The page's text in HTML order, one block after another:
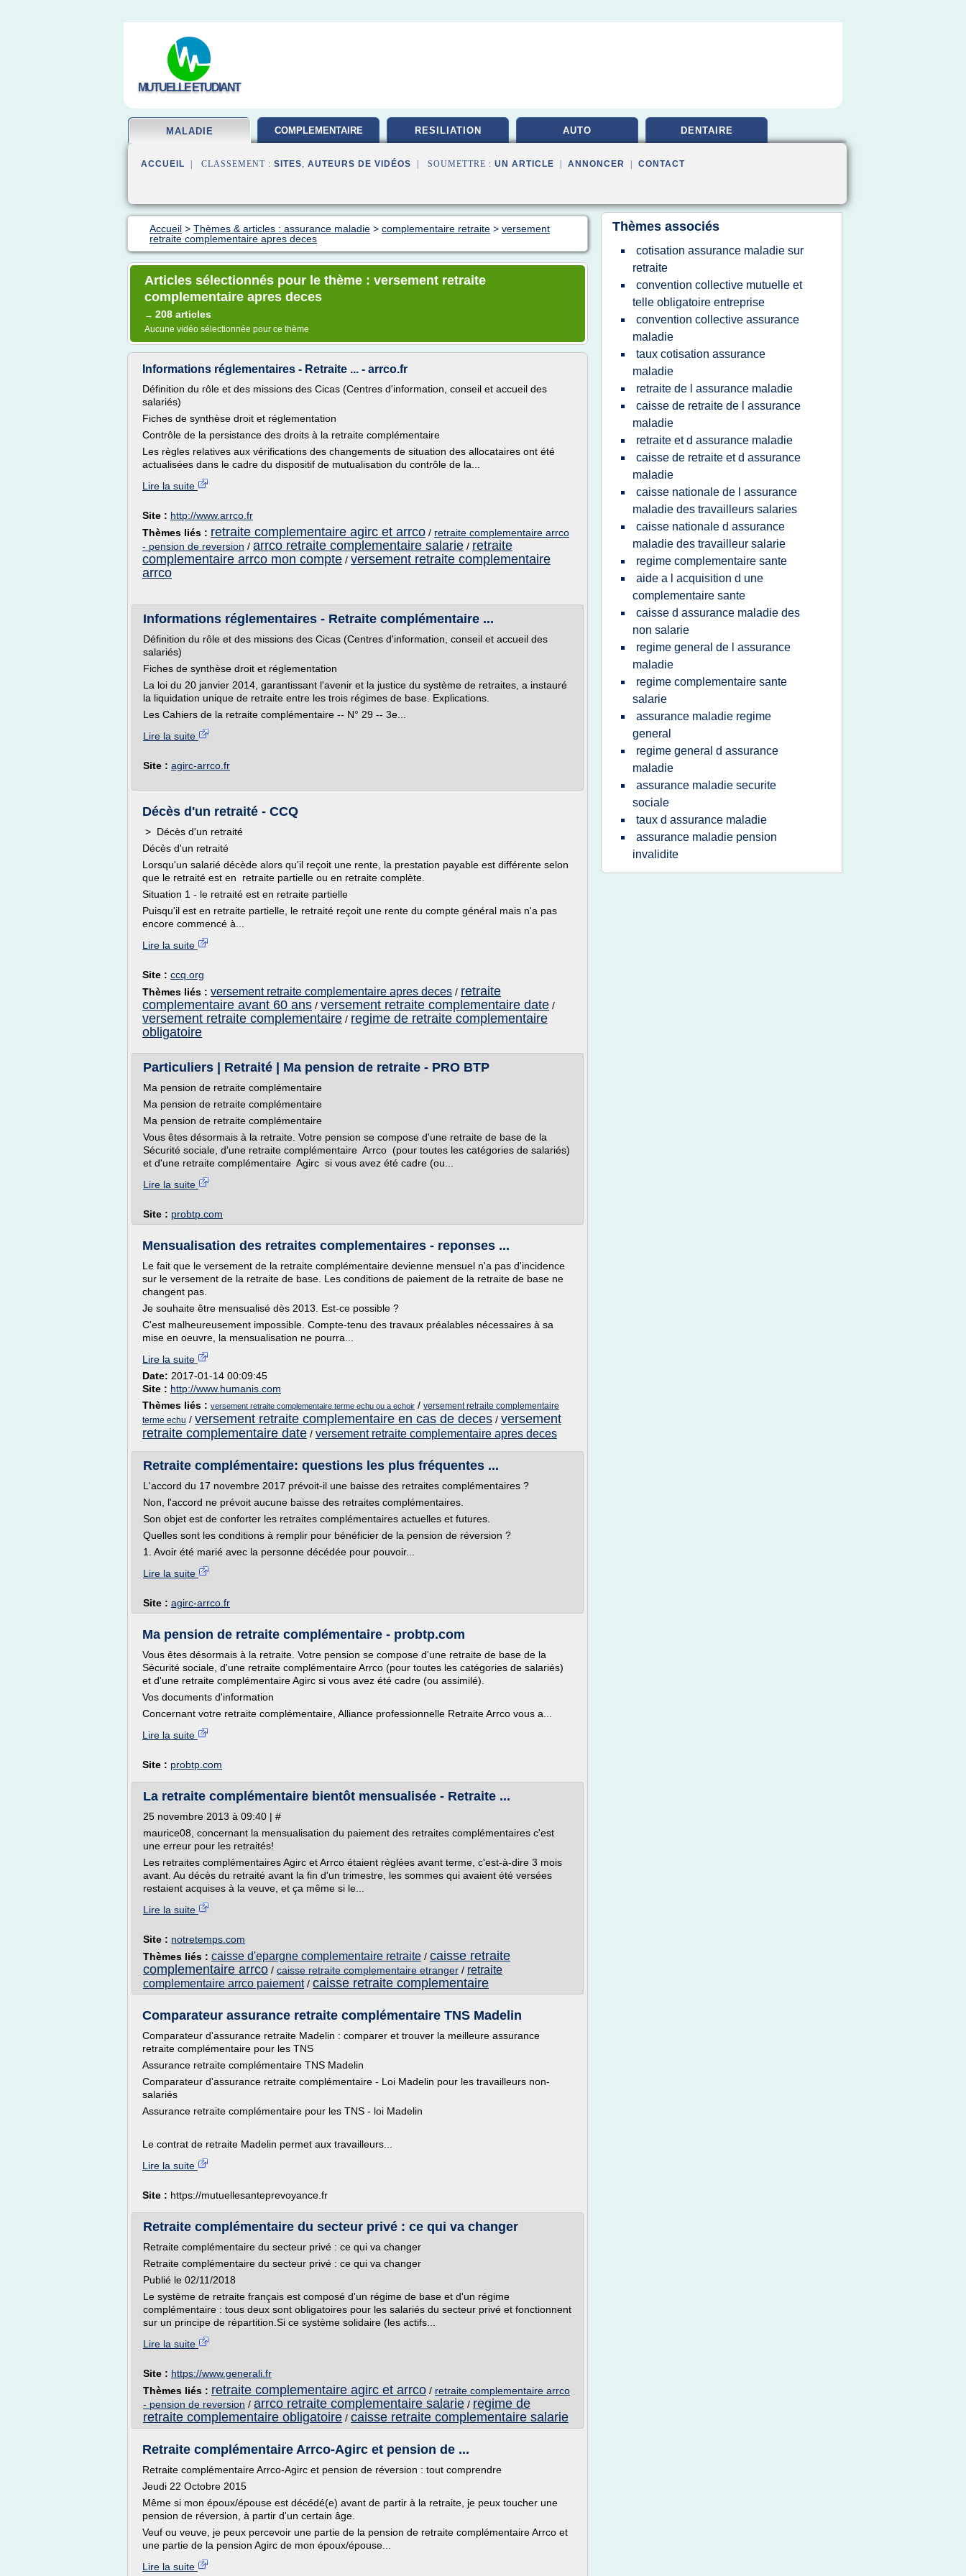
MUTUELLE ETUDIANT
MALADIE COMPLEMENTAIRE RESILIATION AUTO DENTAIRE
ACCUEIL | CLASSEMENT : SITES, AUTEURS DE VIDÉOS | SOUMETTRE : UN ARTICLE ANNONCER CONTACT
Accueil > Thèmes & articles : assurance maladie > complementaire retraite > versement
retraite complementaire apres deces
Articles sélectionnés pour le thème : versement retraite
complementaire apres deces
→ 208 articles
Aucune vidéo sélectionnée pour ce thème
Informations réglementaires - Retraite ... - arrco.fr
Définition du rôle et des missions des Cicas (Centres d'information, conseil et accueil des
salariés)
Fiches de synthèse droit et réglementation
Contrôle de la persistance des droits à la retraite complémentaire
Les règles relatives aux vérifications des changements de situation des allocataires ont été
actualisées dans le cadre du dispositif de mutualisation du contrôle de la...
Lire la suite
Site : http://www.arrco.fr
Thèmes liés : retraite complementaire agirc et arrco / retraite complementaire arrco
- pension de reversion / arrco retraite complementaire salarie / retraite
complementaire arrco mon compte / versement retraite complementaire
arrco
Informations réglementaires - Retraite complémentaire ...
Définition du rôle et des missions des Cicas (Centres d'information, conseil et accueil des
salariés)
Fiches de synthèse droit et réglementation
La loi du 20 janvier 2014, garantissant l'avenir et la justice du système de retraites, a instauré
la liquidation unique de retraite entre les trois régimes de base. Explications.
Les Cahiers de la retraite complémentaire -- N° 29 -- 3e...
Lire la suite
Site : agirc-arrco.fr
Décès d'un retraité - CCQ
> Décès d'un retraité
Décès d'un retraité
Lorsqu'un salarié décède alors qu'il reçoit une rente, la prestation payable est différente selon
que le retraité est en retraite partielle ou en retraite complète.
Situation 1 - le retraité est en retraite partielle
Puisqu'il est en retraite partielle, le retraité reçoit une rente du compte général mais n'a pas
encore commencé à...
Lire la suite
Site : ccq.org
Thèmes liés : versement retraite complementaire apres deces / retraite
complementaire avant 60 ans / versement retraite complementaire date /
versement retraite complementaire / regime de retraite complementaire
obligatoire
Particuliers | Retraité | Ma pension de retraite - PRO BTP
Ma pension de retraite complémentaire
Ma pension de retraite complémentaire
Ma pension de retraite complémentaire
Vous êtes désormais à la retraite. Votre pension se compose d'une retraite de base de la
Sécurité sociale, d'une retraite complémentaire Arrco (pour toutes les catégories de salariés)
et d'une retraite complémentaire Agirc si vous avez été cadre (ou...
Lire la suite
Site : probtp.com
Mensualisation des retraites complementaires - reponses ...
Le fait que le versement de la retraite complémentaire devienne mensuel n'a pas d'incidence
sur le versement de la retraite de base. Les conditions de paiement de la retraite de base ne
changent pas.
Je souhaite être mensualisé dès 2013. Est-ce possible ?
C'est malheureusement impossible. Compte-tenu des travaux préalables nécessaires à sa
mise en oeuvre, la mensualisation ne pourra...
Lire la suite
Date: 2017-01-14 00:09:45
Site : http://www.humanis.com
Thèmes liés : versement retraite complementaire terme echu ou a echoir / versement retraite complementaire
terme echu / versement retraite complementaire en cas de deces / versement
retraite complementaire date / versement retraite complementaire apres deces
Retraite complémentaire: questions les plus fréquentes ...
L'accord du 17 novembre 2017 prévoit-il une baisse des retraites complémentaires ?
Non, l'accord ne prévoit aucune baisse des retraites complémentaires.
Son objet est de conforter les retraites complémentaires actuelles et futures.
Quelles sont les conditions à remplir pour bénéficier de la pension de réversion ?
1. Avoir été marié avec la personne décédée pour pouvoir...
Lire la suite
Site : agirc-arrco.fr
Ma pension de retraite complémentaire - probtp.com
Vous êtes désormais à la retraite. Votre pension se compose d'une retraite de base de la
Sécurité sociale, d'une retraite complémentaire Arrco (pour toutes les catégories de salariés)
et d'une retraite complémentaire Agirc si vous avez été cadre (ou assimilé).
Vos documents d'information
Concernant votre retraite complémentaire, Alliance professionnelle Retraite Arrco vous a...
Lire la suite
Site : probtp.com
La retraite complémentaire bientôt mensualisée - Retraite ...
25 novembre 2013 à 09:40 | #
maurice08, concernant la mensualisation du paiement des retraites complémentaires c'est
une erreur pour les retraités!
Les retraites complémentaires Agirc et Arrco étaient réglées avant terme, c'est-à-dire 3 mois
avant. Au décès du retraité avant la fin d'un trimestre, les sommes qui avaient été versées
restaient acquises à la veuve, et ça même si le...
Lire la suite
Site : notretemps.com
Thèmes liés : caisse d'epargne complementaire retraite / caisse retraite
complementaire arrco / caisse retraite complementaire etranger / retraite
complementaire arrco paiement/ caisse retraite complementaire
Comparateur assurance retraite complémentaire TNS Madelin
Comparateur d'assurance retraite Madelin : comparer et trouver la meilleure assurance
retraite complémentaire pour les TNS
Assurance retraite complémentaire TNS Madelin
Comparateur d'assurance retraite complémentaire - Loi Madelin pour les travailleurs non-
salariés
Assurance retraite complémentaire pour les TNS - loi Madelin
Le contrat de retraite Madelin permet aux travailleurs...
Lire la suite
Site : https://mutuellesanteprevoyance.fr
Retraite complémentaire du secteur privé : ce qui va changer
Retraite complémentaire du secteur privé : ce qui va changer
Retraite complémentaire du secteur privé : ce qui va changer
Publié le 02/11/2018
Le système de retraite français est composé d'un régime de base et d'un régime
complémentaire : tous deux sont obligatoires pour les salariés du secteur privé et fonctionnent
sur un principe de répartition.Si ce système solidaire (les actifs...
Lire la suite
Site : https://www.generali.fr
Thèmes liés : retraite complementaire agirc et arrco / retraite complementaire arrco
- pension de reversion / arrco retraite complementaire salarie / regime de
retraite complementaire obligatoire / caisse retraite complementaire salarie
Retraite complémentaire Arrco-Agirc et pension de ...
Retraite complémentaire Arrco-Agirc et pension de réversion : tout comprendre
Jeudi 22 Octobre 2015
Même si mon époux/épouse est décédé(e) avant de partir à la retraite, je peux toucher une
pension de réversion, à partir d'un certain âge.
Veuf ou veuve, je peux percevoir une partie de la pension de retraite complémentaire Arrco et
une partie de la pension Agirc de mon époux/épouse...
Lire la suite
Thèmes associés
cotisation assurance maladie sur
retraite
convention collective mutuelle et
telle obligatoire entreprise
convention collective assurance
maladie
taux cotisation assurance
maladie
retraite de l assurance maladie
caisse de retraite de l assurance
maladie
retraite et d assurance maladie
caisse de retraite et d assurance
maladie
caisse nationale de l assurance
maladie des travailleurs salaries
caisse nationale d assurance
maladie des travailleur salarie
regime complementaire sante
aide a l acquisition d une
complementaire sante
caisse d assurance maladie des
non salarie
regime general de l assurance
maladie
regime complementaire sante
salarie
assurance maladie regime
general
regime general d assurance
maladie
assurance maladie securite
sociale
taux d assurance maladie
assurance maladie pension
invalidite